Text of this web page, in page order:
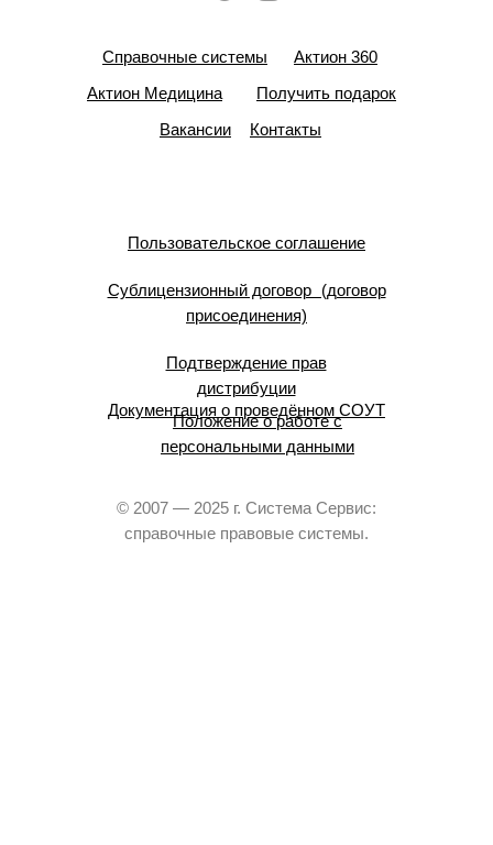
Справочные системы
Актион 360
Актион Медицина
Получить подарок
Вакансии
Контакты
Пользовательское соглашение
Сублицензионный договор (договор
присоединения)
Подтверждение прав
дистрибуции
Документация о проведённом СОУТ
Положение о работе с
персональными данными
© 2007 — 2025 г. Система Сервис:
справочные правовые системы.